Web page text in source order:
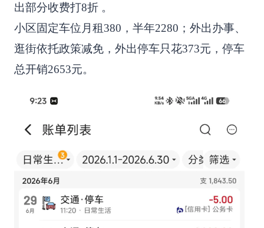
出部分收费打8折 。
小区固定车位月租380，半年2280；外出办事、
逛街依托政策减免，外出停车只花373元，停车
总开销2653元。